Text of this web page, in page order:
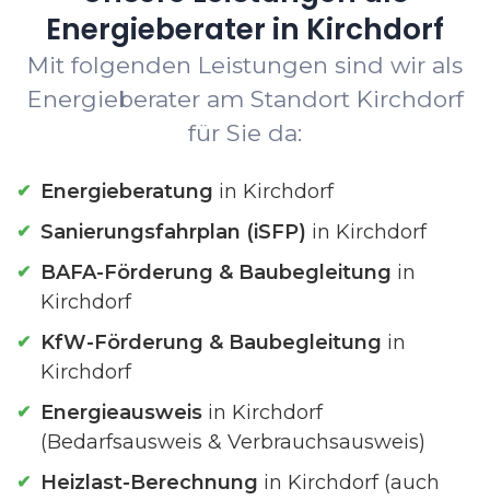
Energieberater in Kirchdorf
Mit folgenden Leistungen sind wir als
Energieberater am Standort Kirchdorf
für Sie da:
Energieberatung in Kirchdorf
Sanierungsfahrplan (iSFP) in Kirchdorf
BAFA-Förderung & Baubegleitung in
Kirchdorf
KfW-Förderung & Baubegleitung in
Kirchdorf
Energieausweis in Kirchdorf
(Bedarfsausweis & Verbrauchsausweis)
Heizlast-Berechnung in Kirchdorf (auch